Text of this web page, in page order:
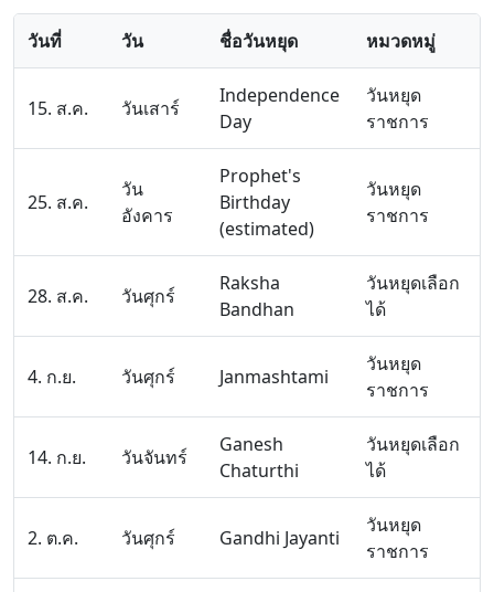
วันที่ วัน ชื่อวันหยุด หมวดหมู่
15. ส.ค. วันเสาร์
Independence
Day
วันหยุด
ราชการ
25. ส.ค.
วัน
อังคาร
Prophet's
Birthday
(estimated)
วันหยุด
ราชการ
28. ส.ค. วันศุกร์
Raksha
Bandhan
วันหยุดเลือก
ได้
4. ก.ย. วันศุกร์ Janmashtami
วันหยุด
ราชการ
14. ก.ย. วันจันทร์
Ganesh
Chaturthi
วันหยุดเลือก
ได้
2. ต.ค. วันศุกร์ Gandhi Jayanti
วันหยุด
ราชการ